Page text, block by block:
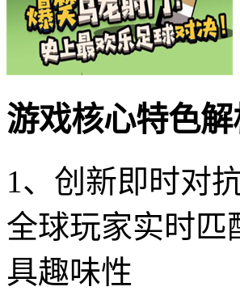
游戏核心特色解
1、创新即时对
全球玩家实时
具趣味性